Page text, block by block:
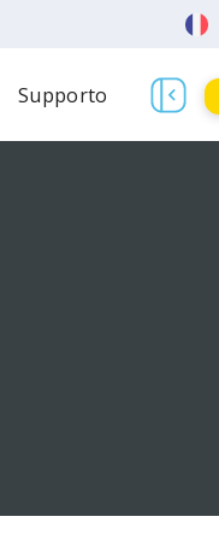
Supporto